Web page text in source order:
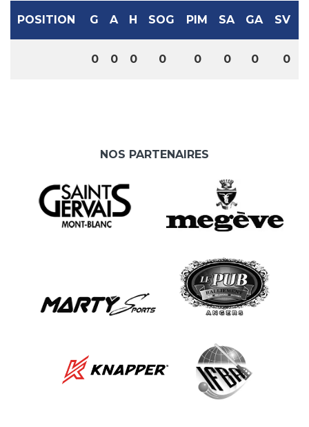
POSITION G A H SOG PIM SA GA SV
0 0 0 0 0 0 0 0
NOS PARTENAIRES